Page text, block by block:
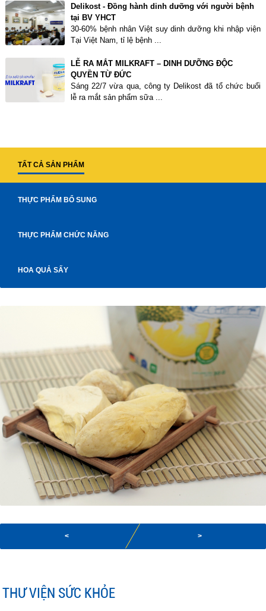
Delikost - Đồng hành dinh dưỡng với người bệnh
tại BV YHCT
30-60% bệnh nhân Việt suy dinh dưỡng khi nhập viện
Tại Việt Nam, tỉ lệ bệnh ...
LỄ RA MẮT MILKRAFT – DINH DƯỠNG ĐỘC
QUYỀN TỪ ĐỨC
Sáng 22/7 vừa qua, công ty Delikost đã tổ chức buổi
lễ ra mắt sản phẩm sữa ...
TẤT CẢ SẢN PHẨM
THỰC PHẨM BỔ SUNG
THỰC PHẨM CHỨC NĂNG
HOA QUẢ SẤY
< >
THƯ VIỆN SỨC KHỎE